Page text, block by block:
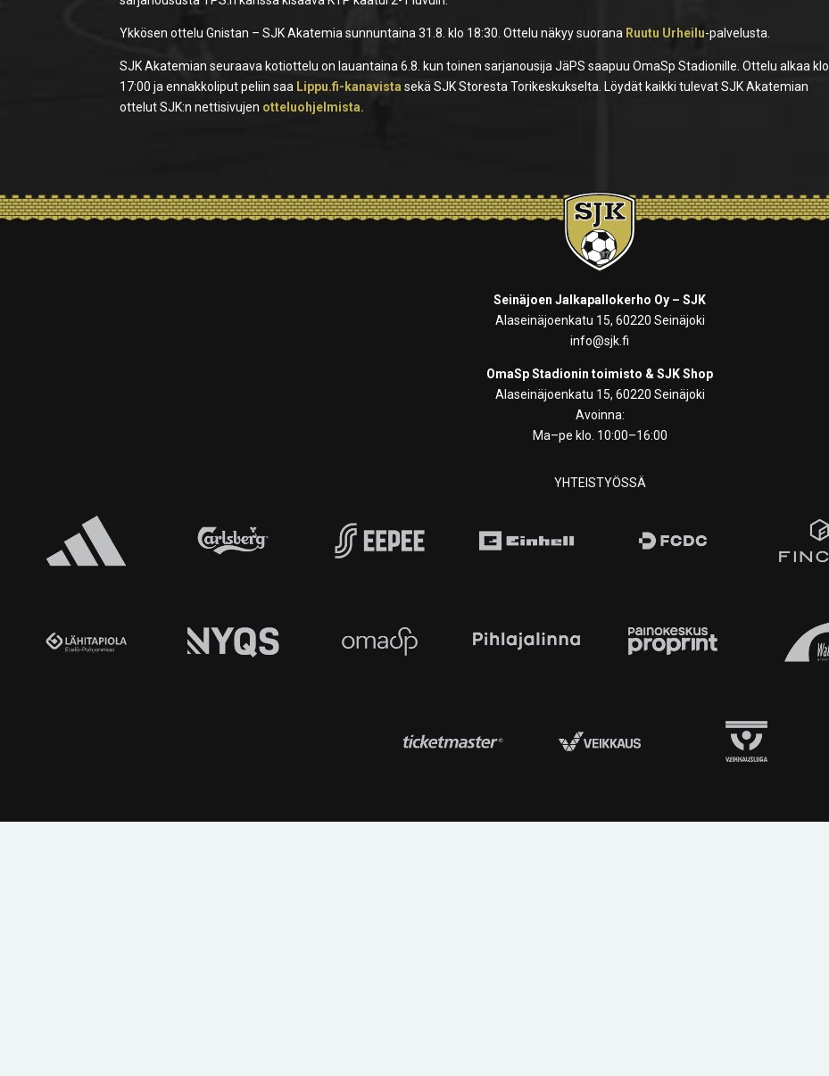
Ykkösen ottelu Gnistan – SJK Akatemia sunnuntaina 31.8. klo 18:30. Ottelu näkyy suorana Ruutu Urheilu-palvelusta.
SJK Akatemian seuraava kotiottelu on lauantaina 6.8. kun toinen sarjanousija JäPS saapuu OmaSp Stadionille. Ottelu alkaa klo
17:00 ja ennakkoliput peliin saa Lippu.fi-kanavista sekä SJK Storesta Torikeskukselta. Löydät kaikki tulevat SJK Akatemian
ottelut SJK:n nettisivujen otteluohjelmista.
Seinäjoen Jalkapallokerho Oy – SJK
Alaseinäjoenkatu 15, 60220 Seinäjoki
info@sjk.fi
OmaSp Stadionin toimisto & SJK Shop
Alaseinäjoenkatu 15, 60220 Seinäjoki
Avoinna:
Ma–pe klo. 10:00–16:00
YHTEISTYÖSSÄ